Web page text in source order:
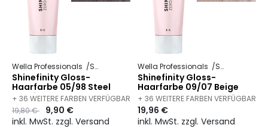
Wella Professionals Shinefinity
Shinefinity Gloss-
Haarfarbe 05/98 Steel
Orchid
+ 36 WEITERE FARBEN VERFÜGBAR
Preis
19,80 €to 9,90 €
inkl. MwSt. zzgl. Versand
Wella Professionals Shinefinity
Shinefinity Gloss-
Haarfarbe 09/07 Beige
Sand
+ 36 WEITERE FARBEN VERFÜGBAR
19,96 €
inkl. MwSt. zzgl. Versand